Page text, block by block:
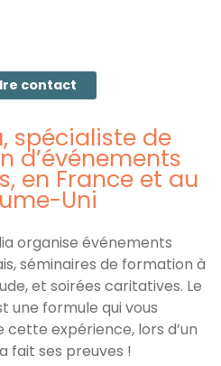
contact
spécialiste de
d’événements
en France et au
Uni
organise événements
séminaires de formation à
et soirées caritatives. Le
une formule qui vous
expérience, lors d’un
fait ses preuves !